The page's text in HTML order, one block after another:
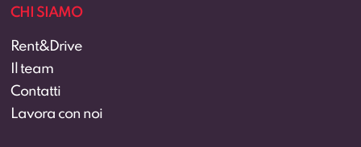
CHI SIAMO
Rent&Drive
Il team
Contatti
Lavora con noi